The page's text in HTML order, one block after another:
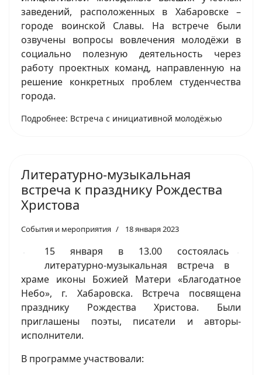
заведений, расположенных в Хабаровске –
городе воинской Славы. На встрече были
озвучены вопросы вовлечения молодёжи в
социально полезную деятельность через
работу проектных команд, направленную на
решение конкретных проблем студенчества
города.
Подробнее: Встреча с инициативной молодёжью
Литературно-музыкальная
встреча к празднику Рождества
Христова
События и мероприятия 18 января 2023
15 января в 13.00 состоялась
литературно-музыкальная встреча в
храме иконы Божией Матери «Благодатное
Небо», г. Хабаровска. Встреча посвящена
празднику Рождества Христова. Были
приглашены поэты, писатели и авторы-
исполнители.
В программе участвовали: